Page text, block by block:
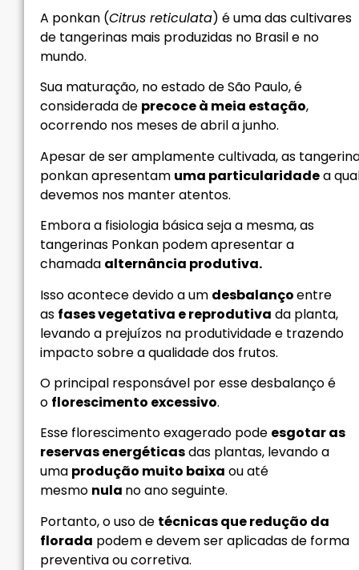
A ponkan (Citrus reticulata) é uma das cultivares
de tangerinas mais produzidas no Brasil e no
mundo.
Sua maturação, no estado de São Paulo, é
considerada de precoce à meia estação,
ocorrendo nos meses de abril a junho.
Apesar de ser amplamente cultivada, as
ponkan apresentam uma particularidadea
devemos nos manter atentos.
Embora a fisiologia básica seja a mesma, as
tangerinas Ponkan podem apresentar a
chamada alternância produtiva.
Isso acontece devido a um desbalançoentre
as fases vegetativa e reprodutiva da planta,
levando a prejuízos na produtividade e trazendo
impacto sobre a qualidade dos frutos.
O principal responsável por esse desbalanço é
o florescimento excessivo.
Esse florescimento exagerado pode esgotar as
reservas energéticasdas plantas, levando a
uma produção muito baixa ou até
mesmo nula no ano seguinte.
Portanto, o uso de técnicas que redução da
florada podem e devem ser aplicadas de forma
preventiva ou corretiva.